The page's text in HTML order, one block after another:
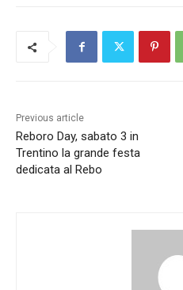
Previous article
Reboro Day, sabato 3 in
Trentino la grande festa
dedicata al Rebo